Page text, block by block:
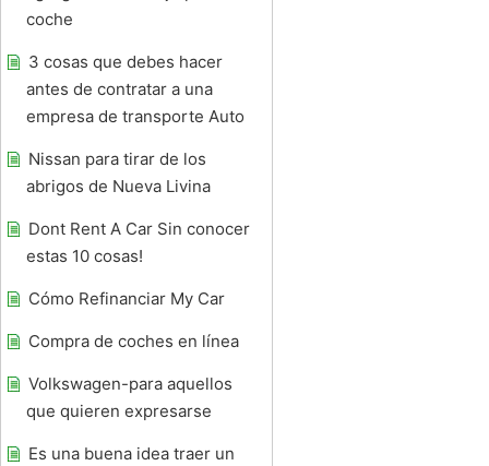
coche
3 cosas que debes hacer
antes de contratar a una
empresa de transporte Auto
Nissan para tirar de los
abrigos de Nueva Livina
Dont Rent A Car Sin conocer
estas 10 cosas!
Cómo Refinanciar My Car
Compra de coches en línea
Volkswagen-para aquellos
que quieren expresarse
Es una buena idea traer un